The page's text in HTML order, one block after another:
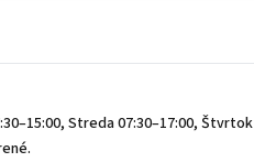
Streda 07:30–17:00, Štvrtok